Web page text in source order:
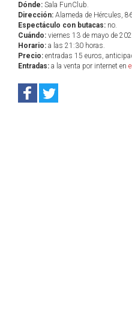
Dónde: Sala FunClub.
Dirección: Alameda de Hércules,
Espectáculo con butacas: no.
Cuándo: viernes 13 de mayo de
Horario: a las 21:30 horas.
Precio: entradas 15 euros,
Entradas: a la venta por internet en